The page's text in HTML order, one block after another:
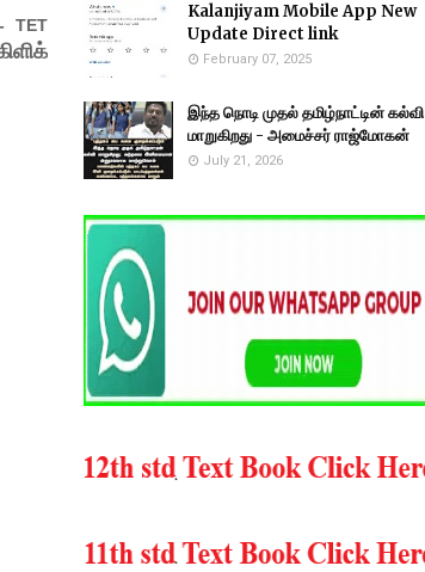
TET
Kalanjiyam Mobile App New
Update Direct link
February 07, 2025
இந்த நொடி முதல் தமிழ்நாட்டின் கல்வி
மாறுகிறது - அமைச்சர் ராஜ்மோகன்
July 21, 2026